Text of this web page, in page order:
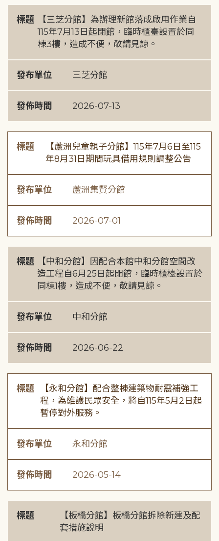
標題
【三芝分館】為辦理新館落成啟用作業自
115年7月13日起閉館，臨時櫃臺設置於同
棟3樓，造成不便，敬請見諒。
發布單位 三芝分館
發佈時間 2026-07-13
標題
【蘆洲兒童親子分館】115年7月6日至115
年8月31日期間玩具借用規則調整公告
發布單位 蘆洲集賢分館
發佈時間 2026-07-01
標題
【中和分館】因配合本館中和分館空間改
造工程自6月25日起閉館，臨時櫃檯設置於
同棟1樓，造成不便，敬請見諒。
發布單位 中和分館
發佈時間 2026-06-22
標題
【永和分館】配合整棟建築物耐震補強工
程，為維護民眾安全，將自115年5月2日起
暫停對外服務。
發布單位 永和分館
發佈時間 2026-05-14
標題
【板橋分館】板橋分館拆除新建及配
套措施說明